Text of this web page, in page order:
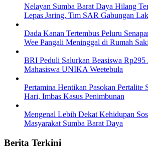
Nelayan Sumba Barat Daya Hilang
Lepas Jaring, Tim SAR Gabungan
Dada Kanan Tertembus Peluru
Wee Pangali Meninggal di Rumah
BRI Peduli Salurkan Beasiswa Rp295
Mahasiswa UNIKA Weetebula
Pertamina Hentikan Pasokan
Hari, Imbas Kasus Penimbunan
Mengenal Lebih Dekat Kehidupan
Masyarakat Sumba Barat Daya
Berita Terkini